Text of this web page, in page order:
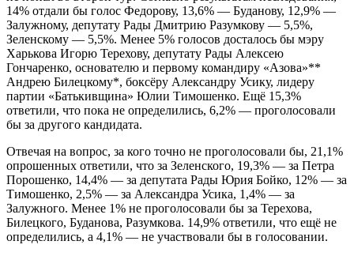
14% отдали бы голос Федорову, 13,6% — Буданову, 12,9% —
Залужному, депутату Рады Дмитрию Разумкову — 5,5%,
Зеленскому — 5,5%. Менее 5% голосов досталось бы мэру
Харькова Игорю Терехову, депутату Рады Алексею
Гончаренко, основателю и первому командиру «Азова»**
Андрею Билецкому*, боксёру Александру Усику, лидеру
партии «Батькивщина» Юлии Тимошенко. Ещё 15,3%
ответили, что пока не определились, 6,2% — проголосовали
бы за другого кандидата.
Отвечая на вопрос, за кого точно не проголосовали бы, 21,1%
опрошенных ответили, что за Зеленского, 19,3% — за Петра
Порошенко, 14,4% — за депутата Рады Юрия Бойко, 12% — за
Тимошенко, 2,5% — за Александра Усика, 1,4% — за
Залужного. Менее 1% не проголосовали бы за Терехова,
Билецкого, Буданова, Разумкова. 14,9% ответили, что ещё не
определились, а 4,1% — не участвовали бы в голосовании.